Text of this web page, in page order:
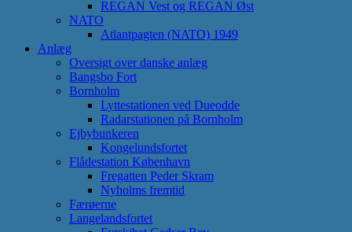
REGAN Vest og REGAN Øst
NATO
Atlantpagten (NATO) 1949
Anlæg
Oversigt over danske anlæg
Bangsbo Fort
Bornholm
Lyttestationen ved Dueodde
Radarstationen på Bornholm
Ejbybunkeren
Kongelundsfortet
Flådestation København
Fregatten Peder Skram
Nyholms fremtid
Færøerne
Langelandsfortet